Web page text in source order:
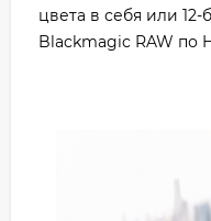
цвета в себя или
Blackmagic RAW по